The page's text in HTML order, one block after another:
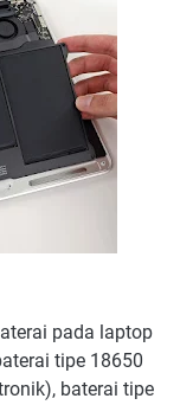
pada laptop
tipe 18650
baterai tipe